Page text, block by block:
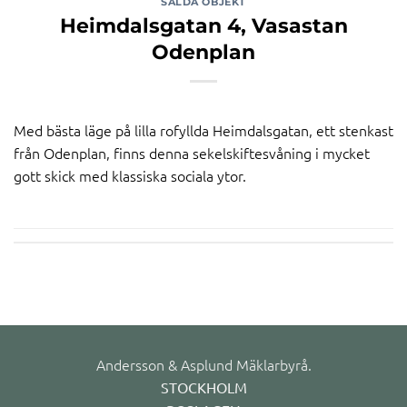
Heimdalsgatan 4, Vasastan
Odenplan
Med bästa läge på lilla rofyllda Heimdalsgatan, ett stenkast
från Odenplan, finns denna sekelskiftesvåning i mycket
gott skick med klassiska sociala ytor.
Andersson & Asplund Mäklarbyrå.
STOCKHOLM